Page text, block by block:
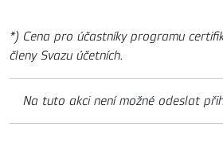
*) Cena pro účastníky programu
členy Svazu účetních.
Na tuto akci není možné odeslat